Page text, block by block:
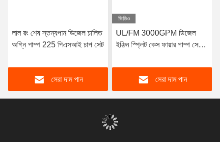
লাল রং শেষ স্তন্যপান ডিজেল চালিত
অগ্নি পাম্প 225 পিএসআই চাপ সেট
সেরা দাম পান
ভিডিও
UL/FM 3000GPM ডিজেল
ইঞ্জিন স্প্লিট কেস ফায়ার পাম্প সেট |
সেরা দাম পান